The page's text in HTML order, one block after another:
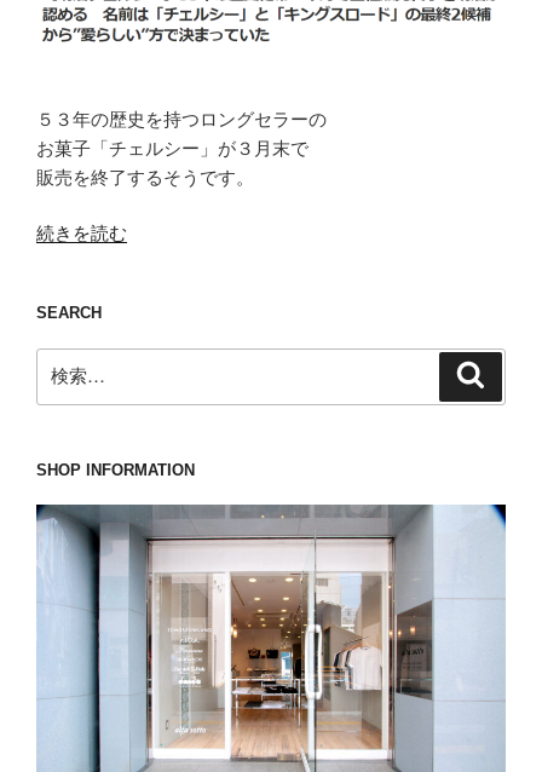
５３年の歴史を持つロングセラーの
お菓子「チェルシー」が３月末で
販売を終了するそうです。
“大
す
ぎ
て
号
し
い
カ
ー
最
続きを読む
SEARCH
索:
SHOP INFORMATION